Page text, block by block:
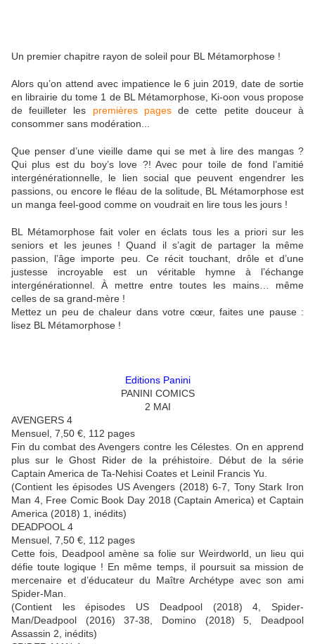
Un premier chapitre rayon de soleil pour BL Métamorphose !
Alors qu’on attend avec impatience le 6 juin 2019, date de sortie
en librairie du tome 1 de BL Métamorphose, Ki-oon vous propose
de feuilleter les premières pagesde cette petite douceur à
consommer sans modération...
Que penser d’une vieille dame qui se met à lire des mangas ?
Qui plus est du boy’s love ?! Avec pour toile de fond l’amitié
intergénérationnelle, le lien social que peuvent engendrer les
passions, ou encore le fléau de la solitude, BL Métamorphose est
un manga feel-good comme on voudrait en lire tous les jours !
BL Métamorphose fait voler en éclats tous les a priori sur les
seniors et les jeunes ! Quand il s’agit de partager la même
passion, l’âge importe peu. Ce récit touchant, drôle et d’une
justesse incroyable est un véritable hymne à l’échange
intergénérationnel. À mettre entre toutes les mains… même
celles de sa grand-mère !
Mettez un peu de chaleur dans votre cœur, faites une pause :
lisez BL Métamorphose !
Editions Panini
PANINI COMICS
2 MAI
AVENGERS 4
Mensuel, 7,50 €, 112 pages
Fin du combat des Avengers contre les Célestes. On en apprend
plus sur le Ghost Rider de la préhistoire. Début de la série
Captain America de Ta-Nehisi Coates et Leinil Francis Yu.
(Contient les épisodes US Avengers (2018) 6-7, Tony Stark Iron
Man 4, Free Comic Book Day 2018 (Captain America) et Captain
America (2018) 1, inédits)
DEADPOOL 4
Mensuel, 7,50 €, 112 pages
Cette fois, Deadpool amène sa folie sur Weirdworld, un lieu qui
défie toute logique ! En même temps, il poursuit sa mission de
mercenaire et d’éducateur du Maître Archétype avec son ami
Spider-Man.
(Contient les épisodes US Deadpool (2018) 4, Spider-
Man/Deadpool (2016) 37-38, Domino (2018) 5, Deadpool
Assassin 2, inédits)